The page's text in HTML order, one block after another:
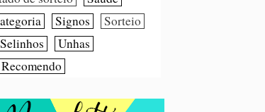
Signos
Sorteio
Unhas